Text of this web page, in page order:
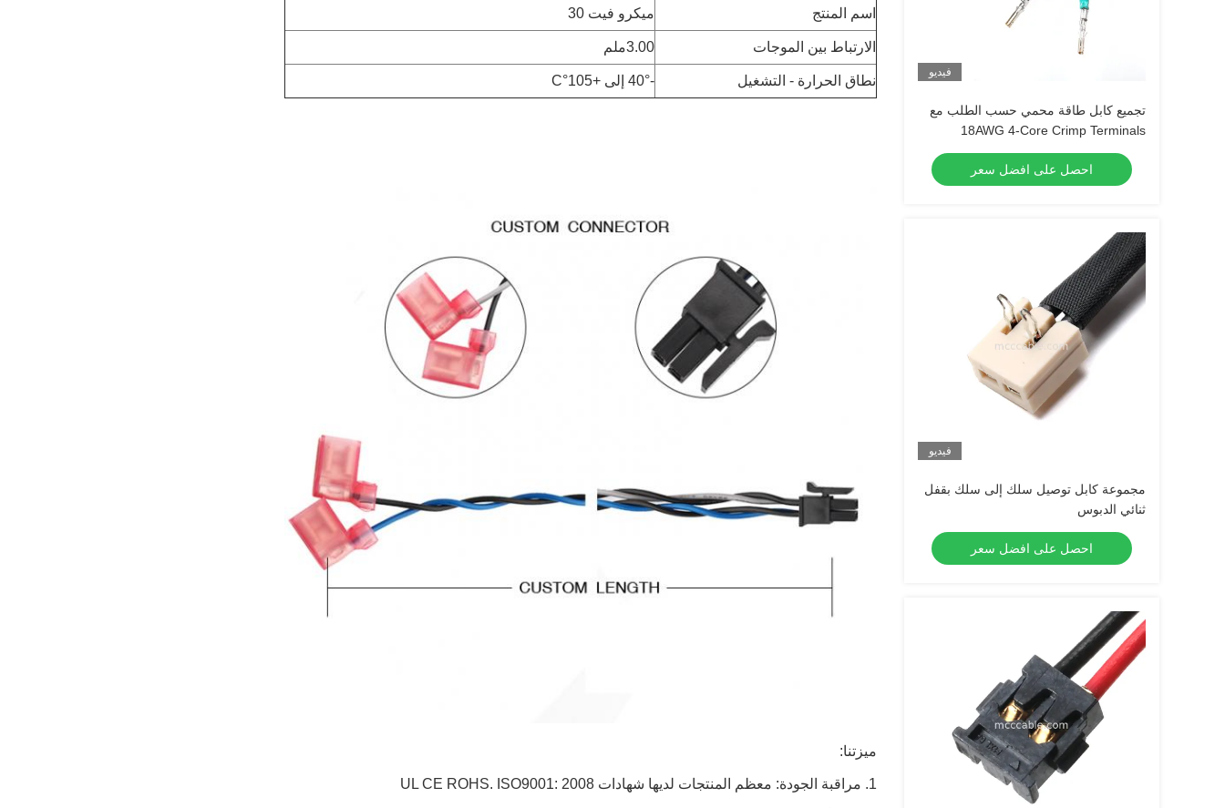
فيديو
تجميع كابل طاقة محمي حسب الطلب مع
18AWG 4-Core Crimp Terminals
احصل على افضل سعر
فيديو
مجموعة كابل توصيل سلك إلى سلك بقفل
ثنائي الدبوس
احصل على افضل سعر
اسم المنتج ميكرو فيت 30
الارتباط بين الموجات 3.00ملم
نطاق الحرارة - التشغيل -40° إلى +105°C
ميزتنا:
1. مراقبة الجودة: معظم المنتجات لديها شهادات UL CE ROHS. ISO9001: 2008